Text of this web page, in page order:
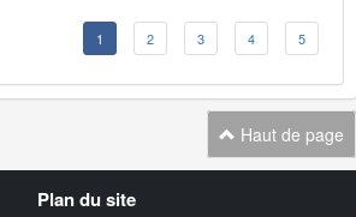
1 2 3 4 5
Haut de page
Plan du site